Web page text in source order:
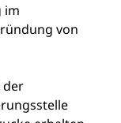
im
von
der